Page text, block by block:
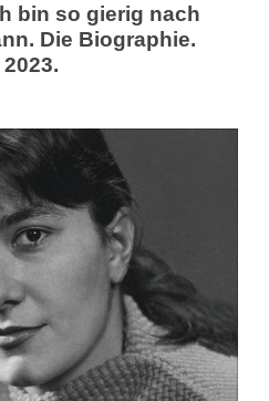
bin so gierig nach
Die Biographie.